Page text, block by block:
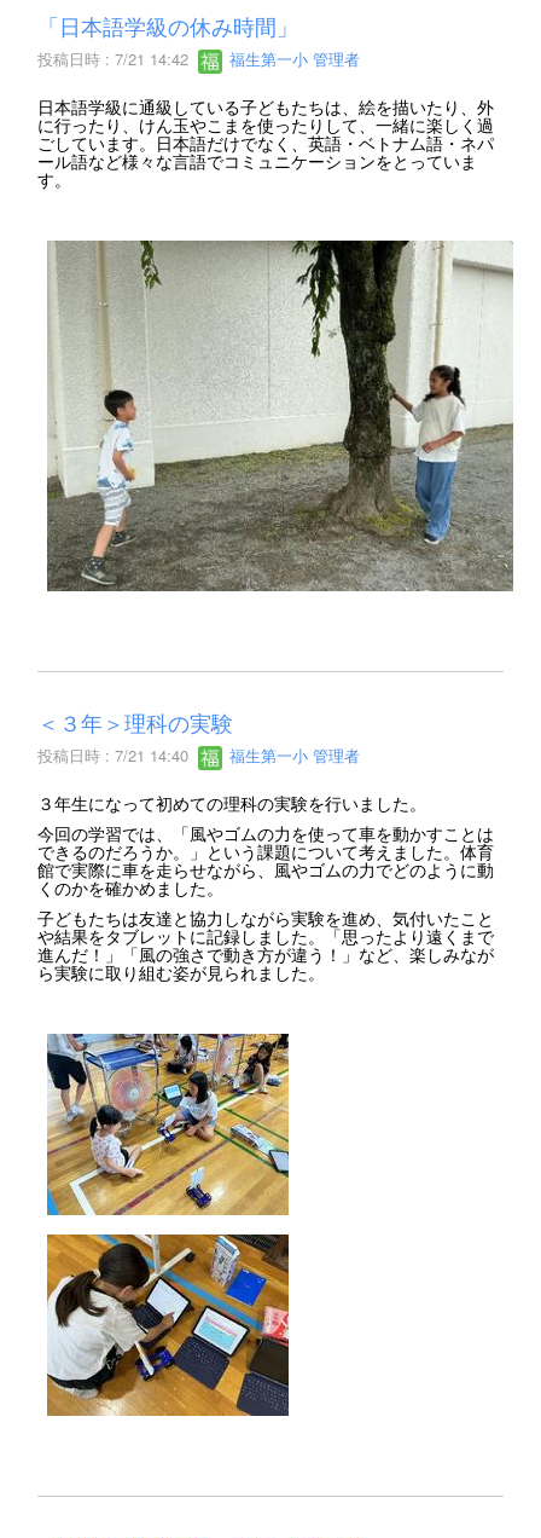
「日本語学級の休み時間」
投稿日時 : 7/21 14:42 福生第一小 管理者
日本語学級に通級している子どもたちは、絵を描いたり、外
に行ったり、けん玉やこまを使ったりして、一緒に楽しく過
ごしています。日本語だけでなく、英語・ベトナム語・ネパ
ール語など様々な言語でコミュニケーションをとっていま
す。
＜３年＞理科の実験
投稿日時 : 7/21 14:40 福生第一小 管理者
３年生になって初めての理科の実験を行いました。
今回の学習では、「風やゴムの力を使って車を動かすことは
できるのだろうか。」という課題について考えました。体育
館で実際に車を走らせながら、風やゴムの力でどのように動
くのかを確かめました。
子どもたちは友達と協力しながら実験を進め、気付いたこと
や結果をタブレットに記録しました。「思ったより遠くまで
進んだ！」「風の強さで動き方が違う！」など、楽しみなが
ら実験に取り組む姿が見られました。